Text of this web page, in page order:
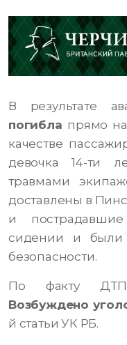
В результате
погибла прямо
качестве
девочка 14-ти
травмами
доставлены в
и
сидении и были
безопасности.
По факту ДТП
Возбуждено
й статьи УК РБ.